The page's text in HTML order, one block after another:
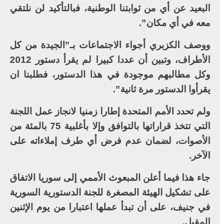
البعيد عن أي من ثوابتنا الوطنية، فبالتأكيد لن نلتقي
معه في أي مكان”.
ووصف الكزبري أجواء الاجتماعات بـ”الجيدة من كل
الأطراف، وتبين أن عددا كبيرا لم يقرأ دستور 2012
وكل مطالبهم موجودة في هذا الدستور، فطلبنا ان
يقرأوا الدستور مرة ثانية”.
ولم تحدد الأمم المتحدة إطارا زمنيا لانجاز عمل اللجنة
التي تتخذ قراراتها بالتوافق وإلا بأغلبية 75 بالمئة من
الأصوات، لضمان عدم فرض أي طرف إملاءاته على
الآخر.
جاء هذا فيما أعلن المبعوث الأممي إلى سوريا الاتفاق
على تشكيل الهيئة المصغرة للجنة الدستورية السورية
في جنيف، على أن تبدأ عملها اعتبارا من يوم الإثنين
المقبل.